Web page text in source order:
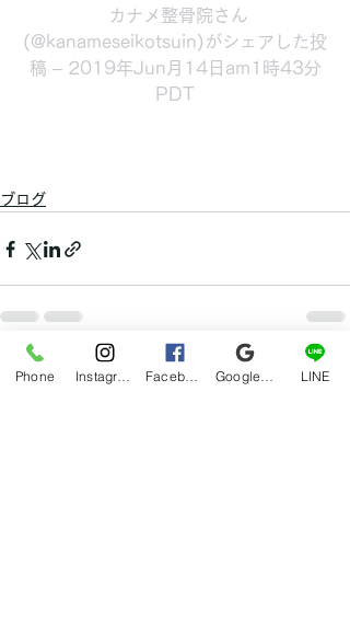
カナメ整骨院さん
(@kanameseikotsuin)がシェアした投
稿 – 2019年Jun月14日am1時43分
PDT
ブログ
最新記事 すべて表示
Phone LINE